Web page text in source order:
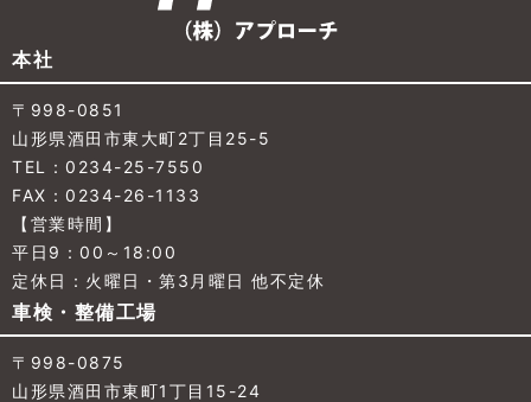
本社
〒998-0851
山形県酒田市東大町2丁目25-5
TEL：0234-25-7550
FAX：0234-26-1133
【営業時間】
平日9：00～18:00
定休日：火曜日・第3月曜日 他不定休
車検・整備工場
〒998-0875
山形県酒田市東町1丁目15-24